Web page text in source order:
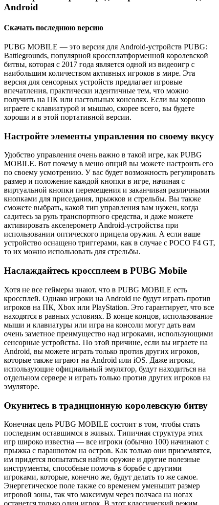
Android
Скачать последнюю версию
PUBG MOBILE — это версия для Android-устройств PUBG:
Battlegrounds, популярной кроссплатформенной королевской
битвы, которая с 2017 года является одной из видеоигр с
наибольшим количеством активных игроков в мире. Эта
версия для сенсорных устройств предлагает игровые
впечатления, практически идентичные тем, что можно
получить на ПК или настольных консолях. Если вы хорошо
играете с клавиатурой и мышью, скорее всего, вы будете
хороши и в этой портативной версии.
Настройте элементы управления по своему вкусу
Удобство управления очень важно в такой игре, как PUBG
MOBILE. Вот почему в меню опций вы можете настроить его
по своему усмотрению. У вас будет возможность регулировать
размер и положение каждой кнопки в игре, начиная с
виртуальной кнопки перемещения и заканчивая различными
кнопками для приседания, прыжков и стрельбы. Вы также
сможете выбрать, какой тип управления вам нужен, когда
садитесь за руль транспортного средства, и даже можете
активировать акселерометр Android-устройства при
использовании оптического прицела оружия. А если ваше
устройство оснащено триггерами, как в случае с POCO F4 GT,
то их можно использовать для стрельбы.
Наслаждайтесь кроссплеем в PUBG Mobile
Хотя не все геймеры знают, что в PUBG MOBILE есть
кроссплей. Однако игроки на Android не будут играть против
игроков на ПК, Xbox или PlayStation. Это гарантирует, что все
находятся в равных условиях. В конце концов, использование
мыши и клавиатуры или игра на консоли могут дать вам
очень заметное преимущество над игроками, использующими
сенсорные устройства. По этой причине, если вы играете на
Android, вы можете играть только против других игроков,
которые также играют на Android или iOS. Даже игроки,
использующие официальный эмулятор, будут находиться на
отдельном сервере и играть только против других игроков на
эмуляторе.
Окунитесь в традиционную королевскую битву
Конечная цель PUBG MOBILE состоит в том, чтобы стать
последним оставшимся в живых. Типичная структура этих
игр широко известна — все игроки (обычно 100) начинают с
прыжка с парашютом на остров. Как только они приземлятся,
им придется попытаться найти оружие и другие полезные
инструменты, способные помочь в борьбе с другими
игроками, которые, конечно же, будут делать то же самое.
Энергетическое поле также со временем уменьшит размер
игровой зоны, так что максимум через полчаса на ногах